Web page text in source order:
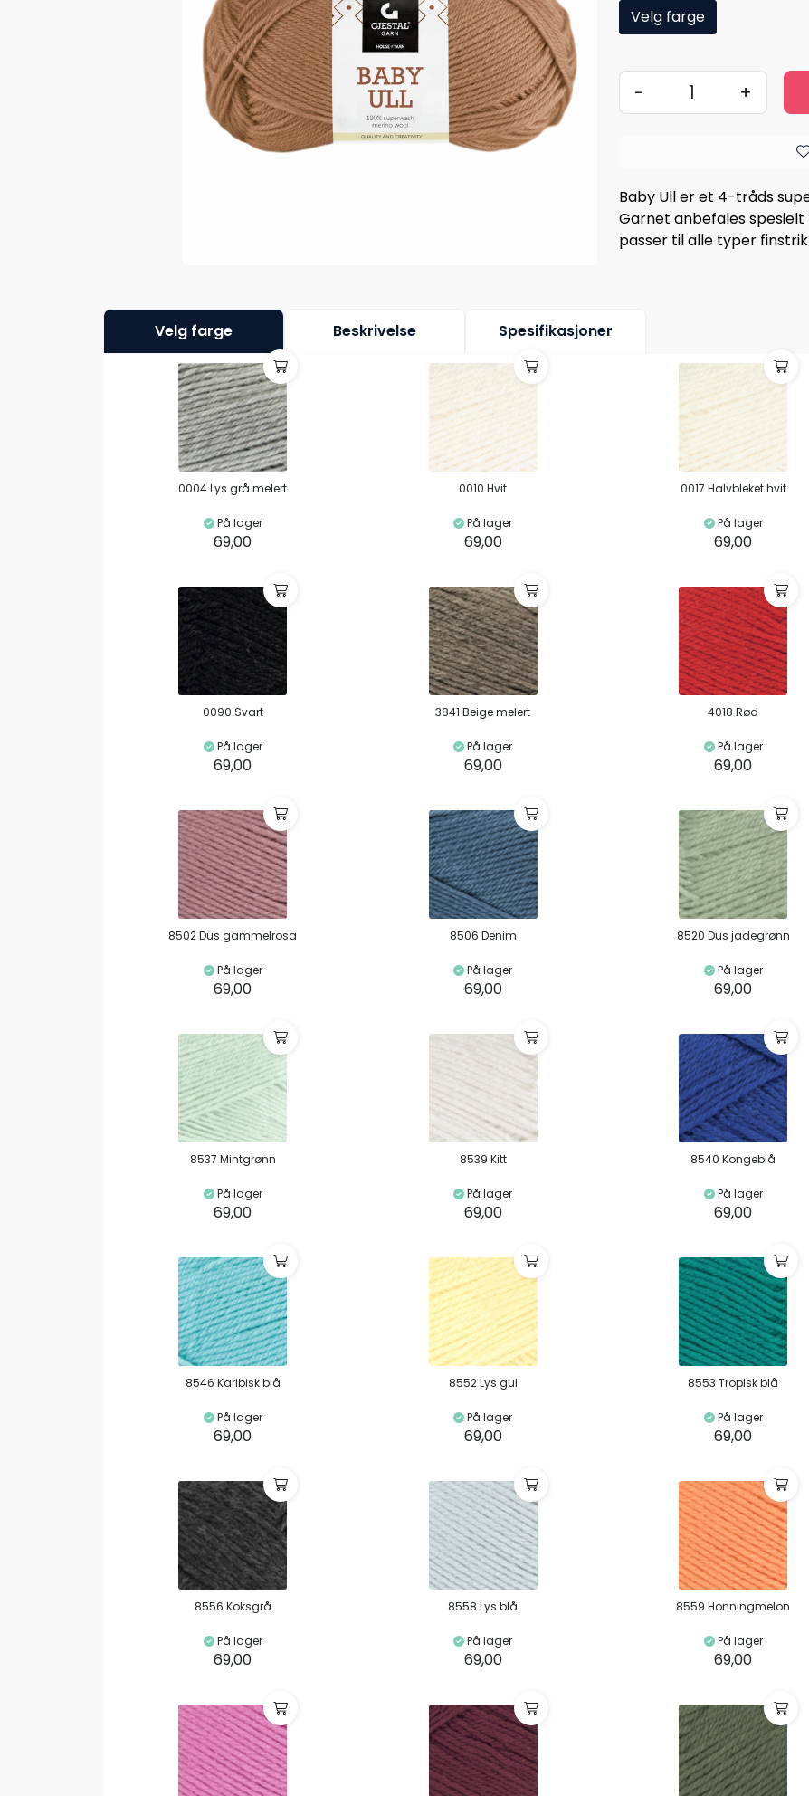
Velg farge
- +
Baby Ull er et 4-tråds
Garnet anbefales
passer til alle typer
Velg farge Beskrivelse Spesifikasjoner
0004 Lys grå melert
På lager
69,00
0010 Hvit
På lager
69,00
0017 Halvbleket hvit
På lager
69,00
0090 Svart
På lager
69,00
3841 Beige melert
På lager
69,00
4018 Rød
På lager
69,00
8502 Dus gammelrosa
På lager
69,00
8506 Denim
På lager
69,00
8520 Dus jadegrønn
På lager
69,00
8537 Mintgrønn
På lager
69,00
8539 Kitt
På lager
69,00
8540 Kongeblå
På lager
69,00
8546 Karibisk blå
På lager
69,00
8552 Lys gul
På lager
69,00
8553 Tropisk blå
På lager
69,00
8556 Koksgrå
På lager
69,00
8558 Lys blå
På lager
69,00
8559 Honningmelon
På lager
69,00